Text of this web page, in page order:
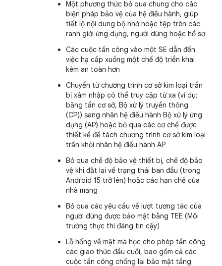
Một phương thức bỏ qua chung cho các
biện pháp bảo vệ của hệ điều hành, giúp
tiết lộ nội dung bộ nhớ hoặc tệp trên các
ranh giới ứng dụng, người dùng hoặc hồ sơ
Các cuộc tấn công vào một SE dẫn đến
việc hạ cấp xuống một chế độ triển khai
kém an toàn hơn
Chuyển từ chương trình cơ sở kim loại trần
bị xâm nhập có thể truy cập từ xa (ví dụ:
băng tần cơ sở, Bộ xử lý truyền thông
(CP)) sang nhân hệ điều hành Bộ xử lý ứng
dụng (AP) hoặc bỏ qua các cơ chế được
thiết kế để tách chương trình cơ sở kim loại
trần khỏi nhân hệ điều hành AP
Bỏ qua chế độ bảo vệ thiết bị, chế độ bảo
vệ khi đặt lại về trạng thái ban đầu (trong
Android 15 trở lên) hoặc các hạn chế của
nhà mạng
Bỏ qua các yêu cầu về lượt tương tác của
người dùng được bảo mật bằng TEE (Môi
trường thực thi đáng tin cậy)
Lỗ hổng về mật mã học cho phép tấn công
các giao thức đầu cuối, bao gồm cả các
cuộc tấn công chống lại bảo mật tầng